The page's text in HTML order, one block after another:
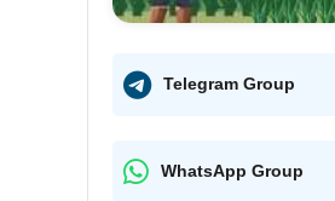
Telegram Group
WhatsApp Group